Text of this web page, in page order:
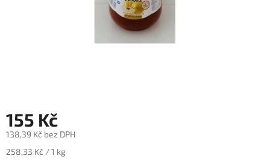
limitované
láhve
Měna
(CZK)
155 Kč
138,39 Kč bez DPH
Měrná
258,33 Kč / 1 kg